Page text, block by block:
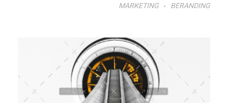
BERANDING
MARKETING